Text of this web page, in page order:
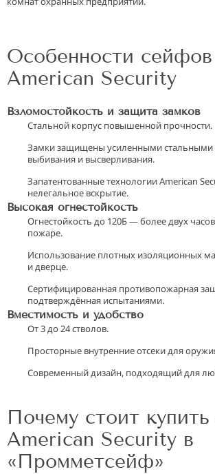
Особенности сейфов
American Security
Взломостойкость и защита замков
Стальной корпус повышенной прочности.
Замки защищены усиленными стальными
выбивания и высверливания.
Запатентованные технологии American
нелегальное вскрытие.
Высокая огнестойкость
Огнестойкость до 120Б — более двух
пожаре.
Использование плотных изоляционных
и дверце.
Сертифицированная противопожарная
подтверждённая испытаниями.
Вместимость и удобство
От 3 до 24 стволов.
Просторные внутренние отсеки для
Современный дизайн, подходящий для
Почему стоит
American Security в
«Промметсейф»